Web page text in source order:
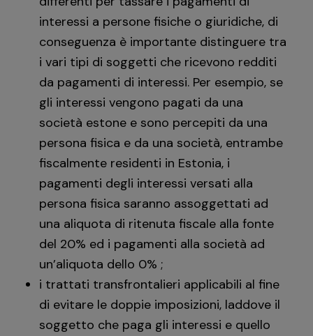
interessi a persone fisiche o giuridiche, di
conseguenza è importante distinguere tra
i vari tipi di soggetti che ricevono redditi
da pagamenti di interessi. Per esempio, se
gli interessi vengono pagati da una
società estone e sono percepiti da una
persona fisica e da una società, entrambe
fiscalmente residenti in Estonia, i
pagamenti degli interessi versati alla
persona fisica saranno assoggettati ad
una aliquota di ritenuta fiscale alla fonte
del 20% ed i pagamenti alla società ad
un’aliquota dello 0% ;
i trattati transfrontalieri applicabili al fine
di evitare le doppie imposizioni, laddove il
soggetto che paga gli interessi e quello